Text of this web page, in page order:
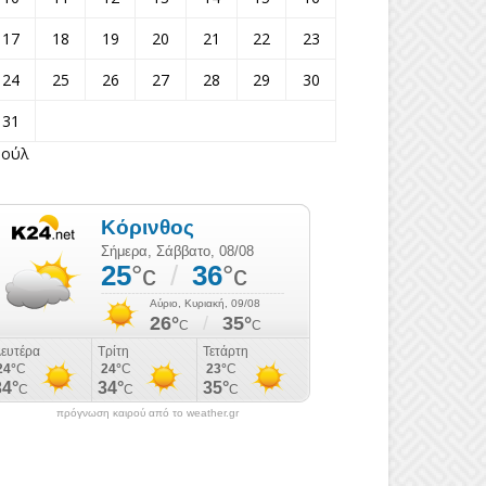
17
18 19 20 21 22
23
24
25 26 27 28 29
30
31
πρόγνωση καιρού από το weather.gr